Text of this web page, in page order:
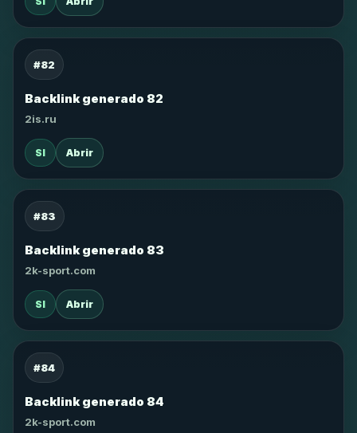
#82
Backlink generado 82
2is.ru
SI Abrir
#83
Backlink generado 83
2k-sport.com
SI Abrir
#84
Backlink generado 84
2k-sport.com